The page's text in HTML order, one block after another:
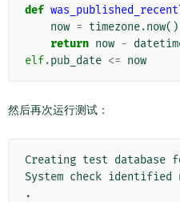
def
now = timezone.now()
return now -
elf.pub_date <= now
然后再次运行测试：
Creating test
System check
.